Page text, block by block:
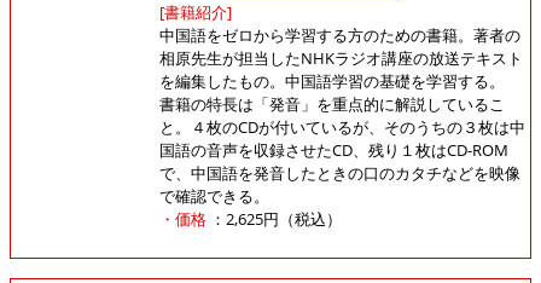
[書籍紹介]
中国語をゼロから学習する方のための書籍。著者の
相原先生が担当したNHKラジオ講座の放送テキスト
を編集したもの。中国語学習の基礎を学習する。
書籍の特長は「発音」を重点的に解説しているこ
と。４枚のCDが付いているが、そのうちの３枚は中
国語の音声を収録させたCD、残り１枚はCD-ROM
で、中国語を発音したときの口のカタチなどを映像
で確認できる。
・価格 ：2,625円（税込）